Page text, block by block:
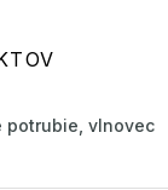
potrubie, vlnovec